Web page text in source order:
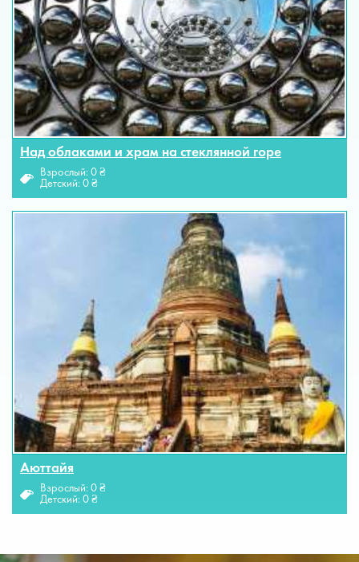
Над облаками и храм на стеклянной горе
Взрослый: 0 ₴
Детский: 0 ₴
Аюттайя
Взрослый: 0 ₴
Детский: 0 ₴